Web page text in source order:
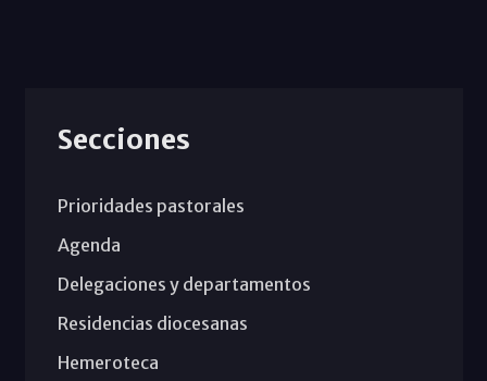
Secciones
Prioridades pastorales
Agenda
Delegaciones y departamentos
Residencias diocesanas
Hemeroteca